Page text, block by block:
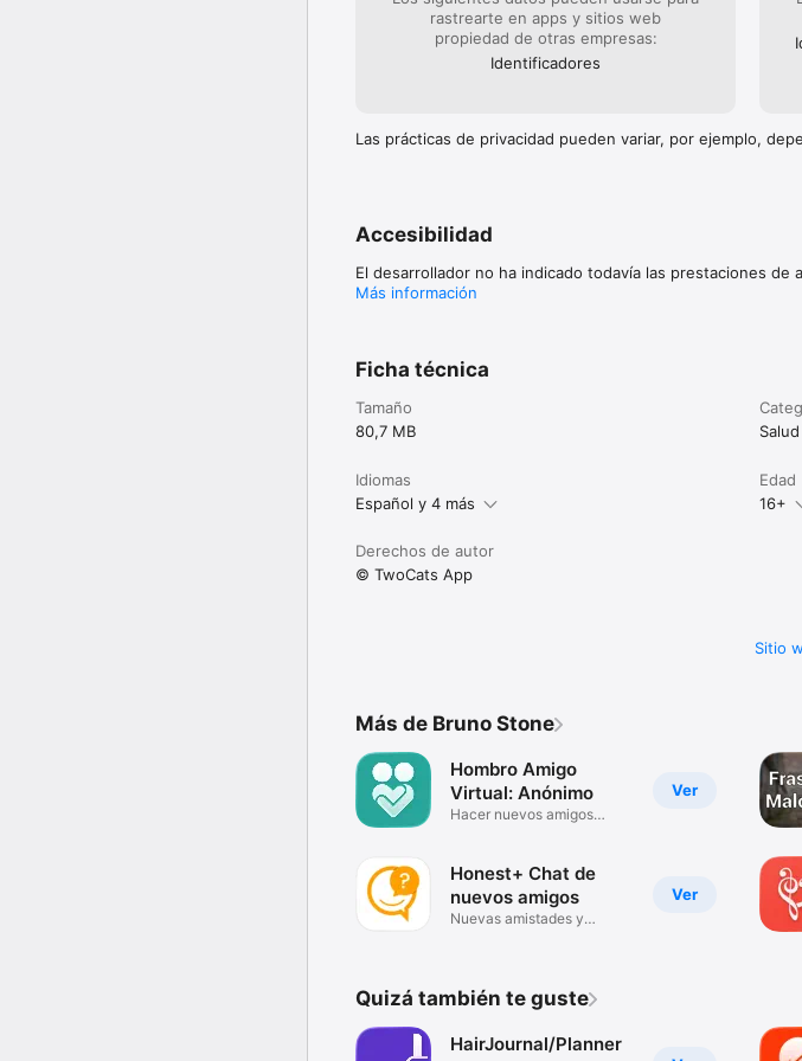
rastrearte en apps y sitios web
propiedad de otras empresas:
Identificado­res
Las prácticas de privacidad pueden variar, por ejemplo,
Accesibilidad
El desarrollador no ha indicado todavía las prestaciones de
Más información
Ficha técnica
Tamaño
80,7 MB
Idiomas
Español y 4 más
Edad
16+
Derechos de autor
© TwoCats App
Sitio
Más de Bruno Stone
Ver
Hombro Amigo
Virtual: Anónimo
Hacer nuevos amigos
Ver
Honest+ Chat de
nuevos amigos
Nuevas amistades y
Quizá también te guste
HairJournal/Planner